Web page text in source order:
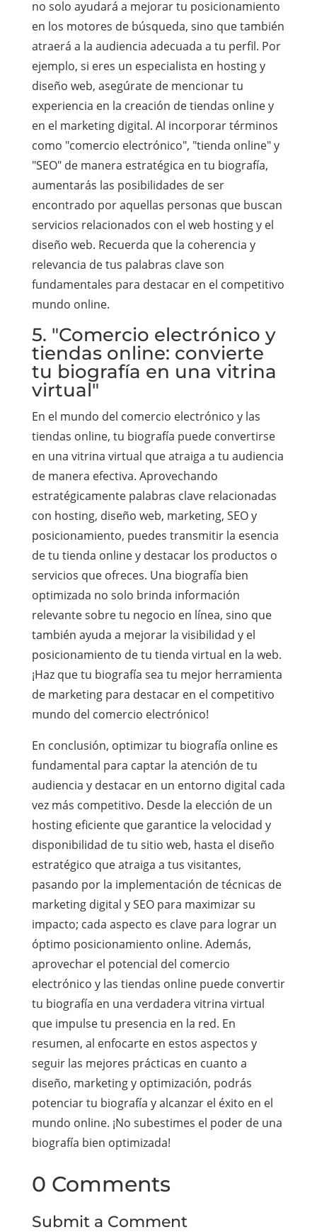
no solo ayudará a mejorar tu posicionamiento
en los motores de búsqueda, sino que también
atraerá a la audiencia adecuada a tu perfil. Por
ejemplo, si eres un especialista en hosting y
diseño web, asegúrate de mencionar tu
experiencia en la creación de tiendas online y
en el marketing digital. Al incorporar términos
como "comercio electrónico", "tienda online" y
"SEO" de manera estratégica en tu biografía,
aumentarás las posibilidades de ser
encontrado por aquellas personas que buscan
servicios relacionados con el web hosting y el
diseño web. Recuerda que la coherencia y
relevancia de tus palabras clave son
fundamentales para destacar en el competitivo
mundo online.
5. "Comercio electrónico y
tiendas online: convierte
tu biografía en una vitrina
virtual"
En el mundo del comercio electrónico y las
tiendas online, tu biografía puede convertirse
en una vitrina virtual que atraiga a tu audiencia
de manera efectiva. Aprovechando
estratégicamente palabras clave relacionadas
con hosting, diseño web, marketing, SEO y
posicionamiento, puedes transmitir la esencia
de tu tienda online y destacar los productos o
servicios que ofreces. Una biografía bien
optimizada no solo brinda información
relevante sobre tu negocio en línea, sino que
también ayuda a mejorar la visibilidad y el
posicionamiento de tu tienda virtual en la web.
¡Haz que tu biografía sea tu mejor herramienta
de marketing para destacar en el competitivo
mundo del comercio electrónico!
En conclusión, optimizar tu biografía online es
fundamental para captar la atención de tu
audiencia y destacar en un entorno digital cada
vez más competitivo. Desde la elección de un
hosting eficiente que garantice la velocidad y
disponibilidad de tu sitio web, hasta el diseño
estratégico que atraiga a tus visitantes,
pasando por la implementación de técnicas de
marketing digital y SEO para maximizar su
impacto; cada aspecto es clave para lograr un
óptimo posicionamiento online. Además,
aprovechar el potencial del comercio
electrónico y las tiendas online puede convertir
tu biografía en una verdadera vitrina virtual
que impulse tu presencia en la red. En
resumen, al enfocarte en estos aspectos y
seguir las mejores prácticas en cuanto a
diseño, marketing y optimización, podrás
potenciar tu biografía y alcanzar el éxito en el
mundo online. ¡No subestimes el poder de una
biografía bien optimizada!
0 Comments
Submit a Comment